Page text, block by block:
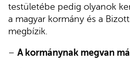
testületébe pedig olyanok
a magyar kormány és a
megbízik.
– A kormánynak megvan